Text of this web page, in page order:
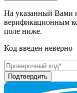
На указанный Вами
верификационным
поле ниже.
Код введен неверно